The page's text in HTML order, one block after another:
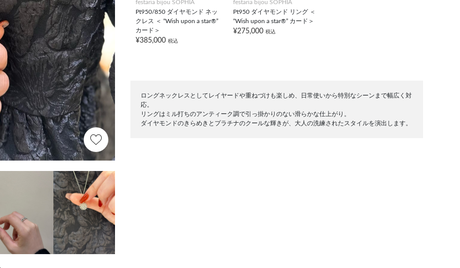
festaria bijou SOPHIA
Pt950/850 ダイヤモンド ネッ
クレス ＜ “Wish upon a star®”
カード＞
¥385,000 税込
festaria bijou SOPHIA
Pt950 ダイヤモンド リング ＜
“Wish upon a star®” カード＞
¥275,000 税込
ロングネックレスとしてレイヤードや重ねづけも楽しめ、日常使いから特別なシーンまで幅広く対
応。
リングはミル打ちのアンティーク調で引っ掛かりのない滑らかな仕上がり。
ダイヤモンドのきらめきとプラチナのクールな輝きが、大人の洗練されたスタイルを演出します。